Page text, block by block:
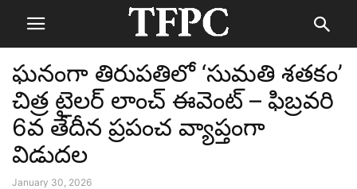
ఘనంగా తిరుపతిలో ‘సుమతి శతకం’
చిత్ర టైలర్ లాంచ్ ఈవెంట్ – ఫిబ్రవరి
6వ తేదీన ప్రపంచ వ్యాప్తంగా
విడుదల
January 30, 2026